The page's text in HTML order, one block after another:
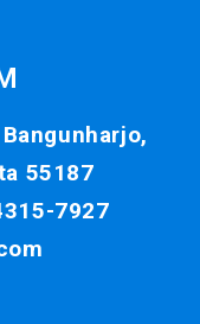
55187
7927